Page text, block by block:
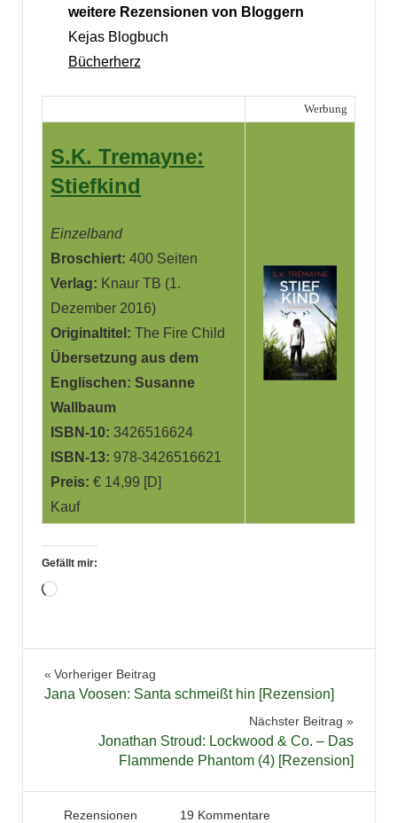
weitere Rezensionen von Bloggern
Kejas Blogbuch
Bücherherz
Werbung
S.K. Tremayne:
Stiefkind
Einzelband
Broschiert: 400 Seiten
Verlag: Knaur TB (1.
Dezember 2016)
Originaltitel: The Fire Child
Übersetzung aus dem
Englischen: Susanne
Wallbaum
ISBN-10: 3426516624
ISBN-13: 978-3426516621
Preis: € 14,99 [D]
Kauf
Gefällt mir:
Wird
Literatur
Beitragsnavigation
Vorheriger Beitrag
Jana Voosen: Santa schmeißt hin [Rezension]
Nächster Beitrag
Jonathan Stroud: Lockwood & Co. – Das
Flammende Phantom (4) [Rezension]
13. Dezember 2016
Tintenhain
Rezensionen 19 Kommentare